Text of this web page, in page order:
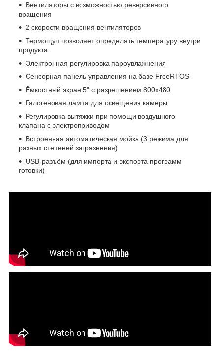
Вентиляторы с возможностью реверсивного
вращения
2 скорости вращения вентиляторов
Термощуп позволяет определять температуру внутри
продукта
Электронная регулировка пароувлажнения
Сенсорная панель управления на базе FreeRTOS
Ёмкостный экран 5" с разрешением 800х480
Галогеновая лампа для освещения камеры
Регулировка вытяжки при помощи воздушного
клапана с электроприводом
Встроенная автоматическая мойка (3 режима для
разных степеней загрязнения)
USB-разъём (для импорта и экспорта программ
готовки)